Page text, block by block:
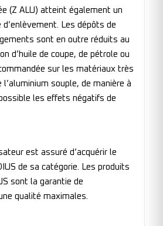
(Z ALU) atteint également un
Les dépôts de
sont en outre réduits au
d’huile de coupe, de pétrole ou
sur les matériaux très
souple, de manière à
les effets négatifs de
est assuré d’acquérir le
de sa catégorie. Les produits
sont la garantie de
qualité maximales.